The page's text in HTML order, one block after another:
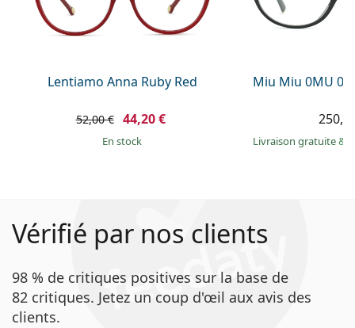
Lentiamo Anna Ruby Red
52,00 € 44,20 €
en stock
Miu Miu 0MU
Livraison gratuite&
Vérifié par nos clients
98 % de critiques positives sur la base de
82 critiques. Jetez un coup d'œil aux avis des
clients.